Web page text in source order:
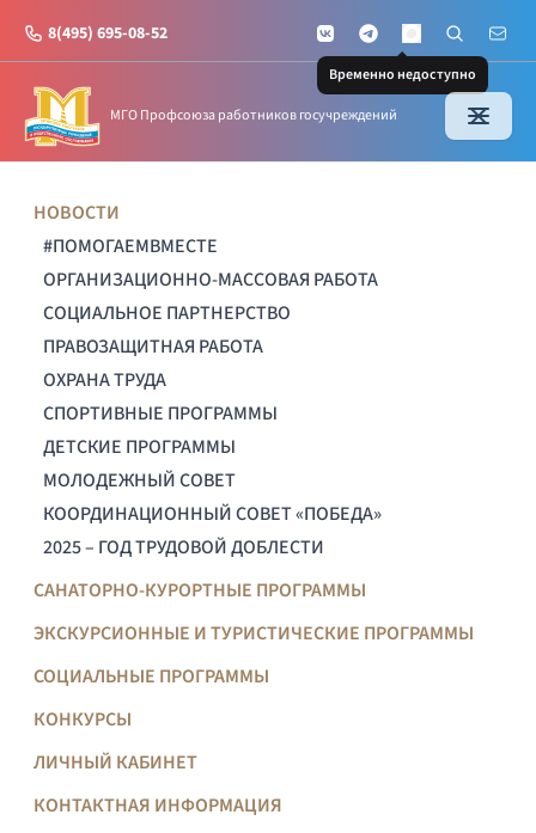
8(495) 695-08-52 VKontakteTelegramMAX
Временно недоступно
Поиск по
Почта
МГО Профсоюза работников госучреждений
НОВОСТИ
#ПОМОГАЕМВМЕСТЕ
ОРГАНИЗАЦИОННО-МАССОВАЯ РАБОТА
СОЦИАЛЬНОЕ ПАРТНЕРСТВО
ПРАВОЗАЩИТНАЯ РАБОТА
ОХРАНА ТРУДА
СПОРТИВНЫЕ ПРОГРАММЫ
ДЕТСКИЕ ПРОГРАММЫ
МОЛОДЕЖНЫЙ СОВЕТ
КООРДИНАЦИОННЫЙ СОВЕТ «ПОБЕДА»
2025 – ГОД ТРУДОВОЙ ДОБЛЕСТИ
САНАТОРНО-КУРОРТНЫЕ ПРОГРАММЫ
ЭКСКУРСИОННЫЕ И ТУРИСТИЧЕСКИЕ ПРОГРАММЫ
СОЦИАЛЬНЫЕ ПРОГРАММЫ
КОНКУРСЫ
ЛИЧНЫЙ КАБИНЕТ
КОНТАКТНАЯ ИНФОРМАЦИЯ